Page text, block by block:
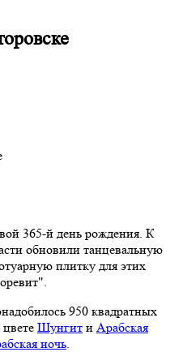
365-й день рождения. К
обновили танцевальную
плитку для этих
950 квадратных
Шунгит и Арабская
ночь